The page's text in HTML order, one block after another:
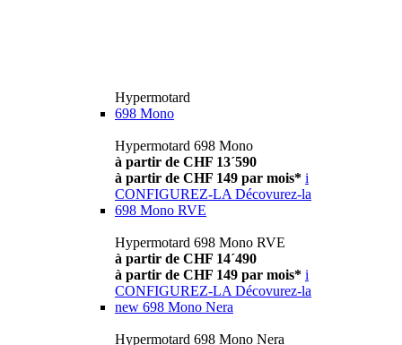
Hypermotard
698 Mono
Hypermotard 698 Mono
à partir de CHF 13´590
à partir de CHF 149 par mois* i
CONFIGUREZ-LA Décovurez-la
698 Mono RVE
Hypermotard 698 Mono RVE
à partir de CHF 14´490
à partir de CHF 149 par mois* i
CONFIGUREZ-LA Décovurez-la
new 698 Mono Nera
Hypermotard 698 Mono Nera